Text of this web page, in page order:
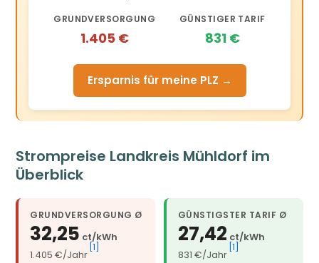
GRUNDVERSORGUNG
1.405 €
GÜNSTIGER TARIF
831 €
Ersparnis für meine PLZ →
Strompreise Landkreis Mühldorf im
Überblick
GRUNDVERSORGUNG Ø
32,25 ct/kWh
1.405 €/Jahr
[1]
GÜNSTIGSTER TARIF Ø
27,42 ct/kWh
831 €/Jahr
[1]